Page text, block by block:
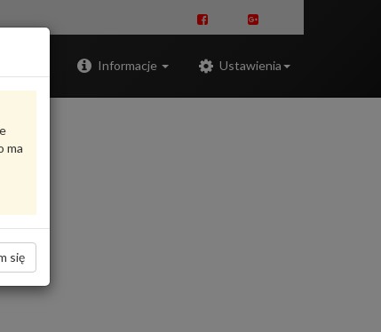
Informacje Ustawienia
ma
się